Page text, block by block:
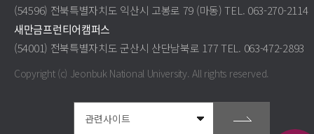
(54596) 전북특별자치도 익산시 고봉로 79 (마동) TEL. 063-270-2114
새만금프런티어캠퍼스
(54001) 전북특별자치도 군산시 산단남북로 177 TEL. 063-472-2893
Copyright (c) Jeonbuk National University.All rights reserved.